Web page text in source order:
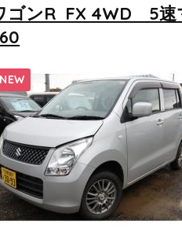
ゴンR FX 4WD 5速
NEW